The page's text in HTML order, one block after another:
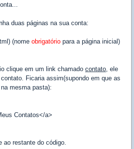
duas páginas na sua conta:
(nome obrigatório para a página inicial)
clique em um link chamado contato , ele
Ficaria assim(supondo em que as
mesma pasta):
Contatos</a>
restante do código.